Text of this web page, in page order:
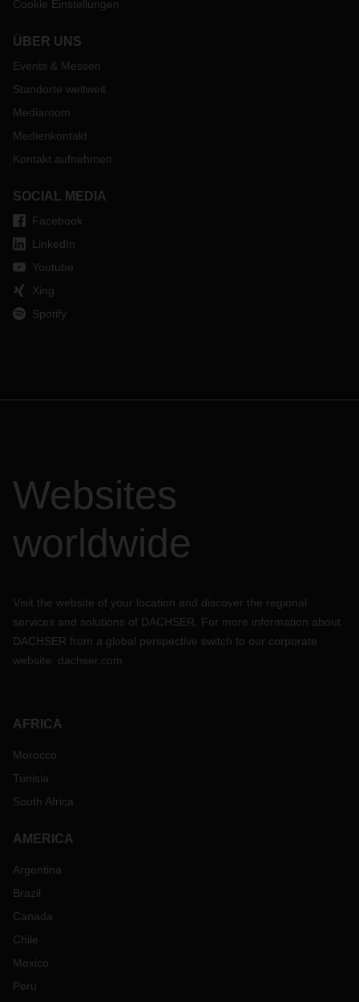
Cookie Einstellungen
ÜBER UNS
Events & Messen
Standorte weltweit
Mediaroom
Medienkontakt
Kontakt aufnehmen
SOCIAL MEDIA
Facebook
LinkedIn
Youtube
Xing
Spotify
Websites
worldwide
Visit the website of your location and discover the regional
services and solutions of DACHSER. For more information about
DACHSER from a global perspective switch to our corporate
website: dachser.com
AFRICA
Morocco
Tunisia
South Africa
AMERICA
Argentina
Brazil
Canada
Chile
Mexico
Peru